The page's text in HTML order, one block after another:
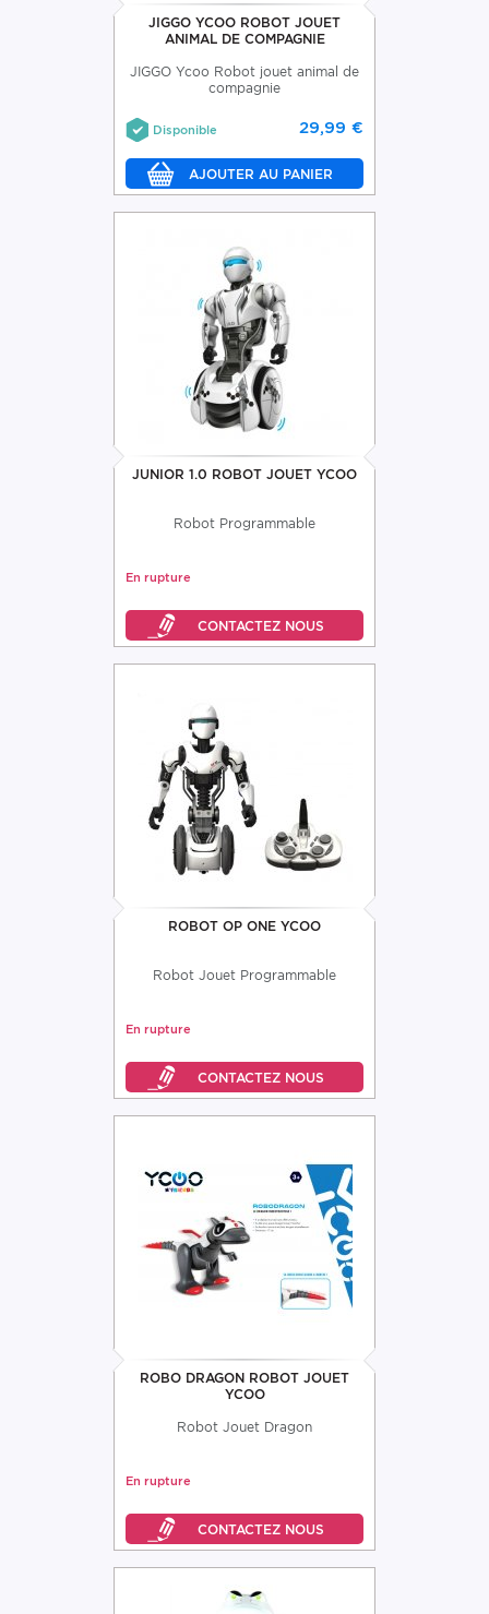
JIGGO YCOO ROBOT JOUET
ANIMAL DE COMPAGNIE
JIGGO Ycoo Robot jouet animal de
compagnie
29,99 €
Disponible
JUNIOR 1.0 ROBOT JOUET YCOO
Robot Programmable
En rupture
ROBOT OP ONE YCOO
Robot Jouet Programmable
En rupture
ROBO DRAGON ROBOT JOUET
YCOO
Robot Jouet Dragon
En rupture